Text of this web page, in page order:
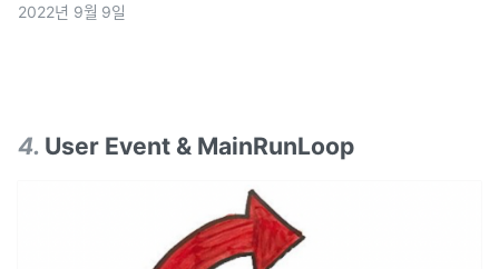
고 계셨나요? UITextField의 inputView에 U
2022년 9월 9일
4. User Event & MainRunLoop